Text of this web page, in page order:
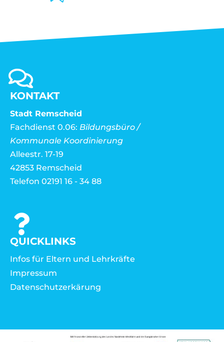
KONTAKT
Stadt Remscheid
Fachdienst 0.06: Bildungsbüro /
Kommunale Koordinierung
Alleestr. 17-19
42853 Remscheid
Telefon 02191 16 - 34 88
QUICKLINKS
Infos für Eltern und Lehrkräfte
Impressum
Datenschutzerkärung